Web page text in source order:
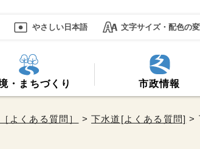
やさしい日本語 文字サイズ・配色の
・まちづくり 市政情報
よくある質問］ >下水道[よくある質問] >